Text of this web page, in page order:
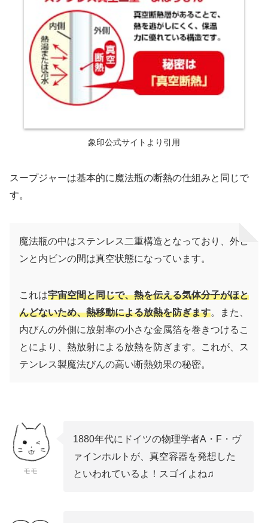
象印公式サイトより引用
スープジャーは基本的に魔法瓶の断熱の仕組みと同じで
す。
魔法瓶の中はステンレス二重構造となっており、外ビ
ンと内ビンの間は真空状態になっています。
これは宇宙空間と同じで、熱を伝える気体分子がほと
んどないため、熱移動による放熱を防ぎます。また、
内びんの外側に放射率の小さな金属箔を巻きつけるこ
とにより、熱放射による放熱を防ぎます。これが、ス
テンレス製魔法びんの高い断熱効果の秘密。
モモ
1880年代にドイツの物理学者A・F・ヴ
ァインホルトが、真空容器を発想した
といわれているよ！スゴイよね♫